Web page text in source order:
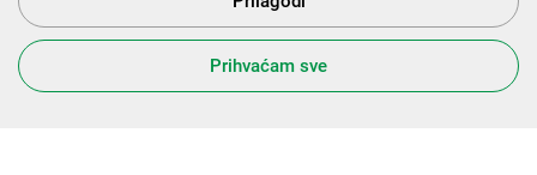
Prihvaćam sve